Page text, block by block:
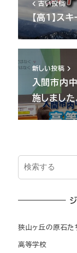
古い投稿
【高1】ス
新しい投稿
入間市内
施しました
狭山ヶ丘の原石た
高等学校